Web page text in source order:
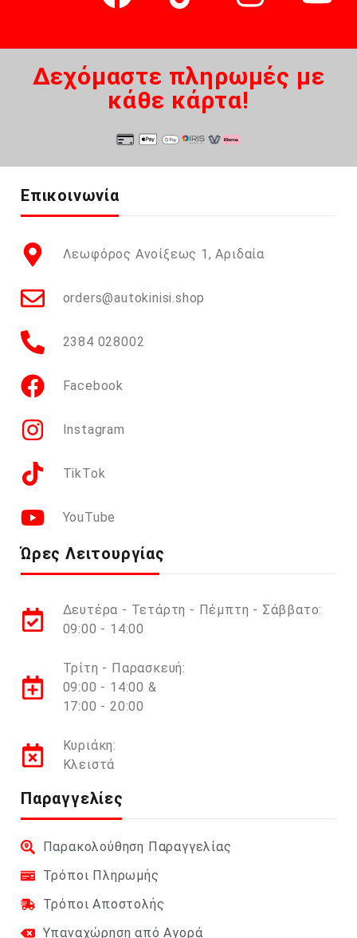
Δεχόμαστε πληρωμές με
κάθε κάρτα!
Επικοινωνία
Λεωφόρος Ανοίξεως 1, Αριδαία
orders@autokinisi.shop
2384 028002
Facebook
Instagram
TikTok
YouTube
Ώρες Λειτουργίας
Δευτέρα - Τετάρτη - Πέμπτη - Σάββατο:
09:00 - 14:00
Τρίτη - Παρασκευή:
09:00 - 14:00 &
17:00 - 20:00
Κυριάκη:
Κλειστά
Παραγγελίες
Παρακολούθηση Παραγγελίας
Τρόποι Πληρωμής
Τρόποι Αποστολής
Υπαναχώρηση από Αγορά